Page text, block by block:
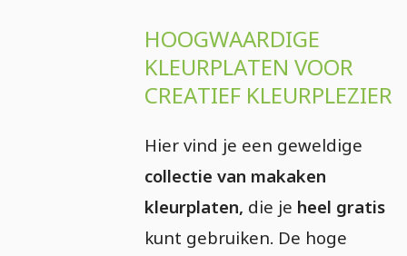
HOOGWAARDIGE
KLEURPLATEN VOOR
CREATIEF KLEURPLEZIER
Hier vind je een geweldige
collectie van makaken
kleurplaten, die je heel gratis
kunt gebruiken. De hoge